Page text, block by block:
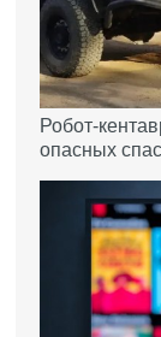
Робот-
опасных